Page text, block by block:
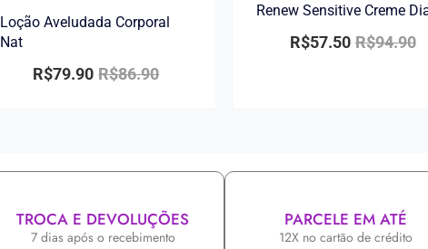
Loção Aveludada Corporal
Nat
R$86.90
R$79.90
Renew Sensitive Creme
R$94.90
R$57.50
TROCA E DEVOLUÇÕES
7 dias após o recebimento
PARCELE EM ATÉ
12X no cartão de crédito